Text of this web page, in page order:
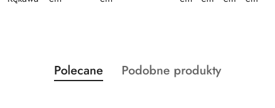
Pomiń karuzelę produktów
Produkty
o
Polecane
Produkty
Podobne produkty